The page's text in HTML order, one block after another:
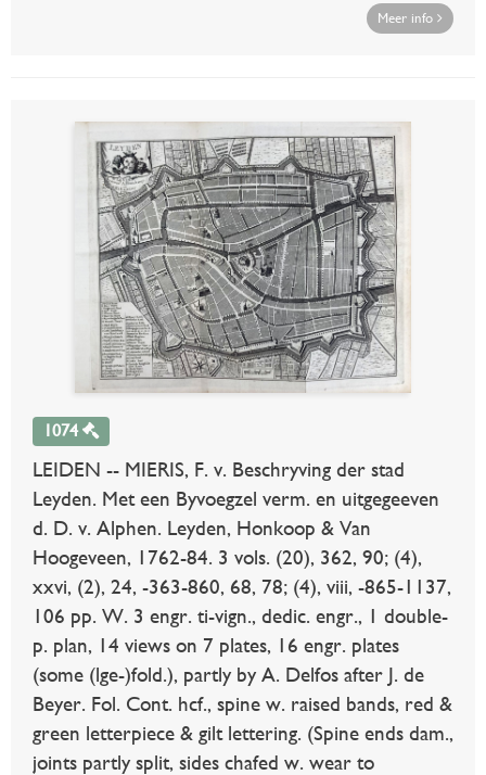
Meer info
1074
LEIDEN -- MIERIS, F. v. Beschryving der stad
Leyden. Met een Byvoegzel verm. en uitgegeeven
d. D. v. Alphen. Leyden, Honkoop & Van
Hoogeveen, 1762-84. 3 vols. (20), 362, 90; (4),
xxvi, (2), 24, -363-860, 68, 78; (4), viii, -865-1137,
106 pp. W. 3 engr. ti-vign., dedic. engr., 1 double-
p. plan, 14 views on 7 plates, 16 engr. plates
(some (lge-)fold.), partly by A. Delfos after J. de
Beyer. Fol. Cont. hcf., spine w. raised bands, red &
green letterpiece & gilt lettering. (Spine ends dam.,
joints partly split, sides chafed w. wear to